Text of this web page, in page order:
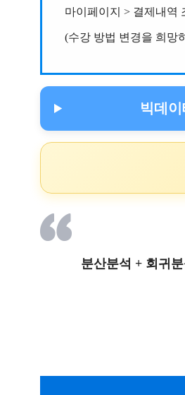
마이페이지 > 결제내역
(수강 방법 변경을 희망
빅데
분산분석 + 회귀